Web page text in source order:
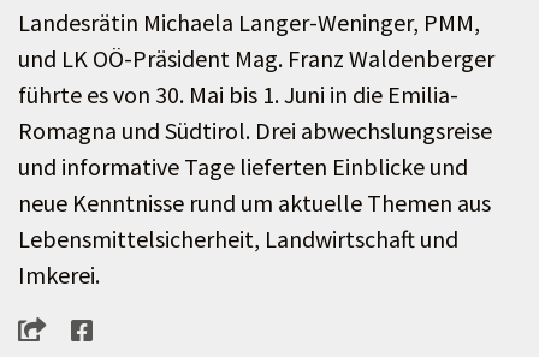
Landesrätin Michaela Langer-Weninger, PMM,
und LK OÖ-Präsident Mag. Franz Waldenberger
führte es von 30. Mai bis 1. Juni in die Emilia-
Romagna und Südtirol. Drei abwechslungsreise
und informative Tage lieferten Einblicke und
neue Kenntnisse rund um aktuelle Themen aus
Lebensmittelsicherheit, Landwirtschaft und
Imkerei.